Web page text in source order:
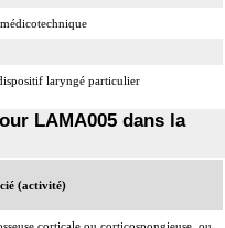
laryngé particulier
LAMA005 dans la
(activité)
corticale ou corticospongieuse, ou